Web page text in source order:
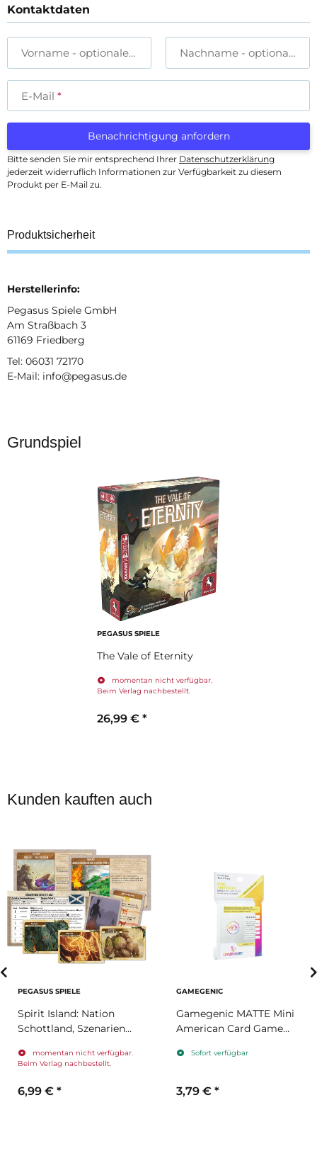
Kontaktdaten
Vorname - optionale Angabe Nachname - optionale
E-Mail
Benachrichtigung anfordern
Bitte senden Sie mir entsprechend Ihrer Datenschutzerklärung
jederzeit widerruflich Informationen zur Verfügbarkeit zu diesem
Produkt per E-Mail zu.
Produktsicherheit
Herstellerinfo:
Pegasus Spiele GmbH
Am Straßbach 3
61169 Friedberg
Tel: 06031 72170
E-Mail: info@pegasus.de
Grundspiel
PEGASUS SPIELE
The Vale of Eternity
momentan nicht verfügbar.
Beim Verlag nachbestellt.
26,99 € *
Kunden kauften auch
PEGASUS SPIELE
Spirit Island: Nation
Schottland, Szenarien
(Promo)
momentan nicht verfügbar.
Beim Verlag nachbestellt.
6,99 € *
GAMEGENIC
Gamegenic MATTE Mini
American Card Game
67mmSofort verfügbar
3,79 € *